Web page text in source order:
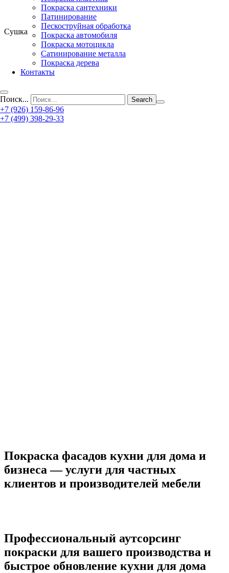
Покраска сантехники
Патинирование
Пескоструйная обработка
Покраска автомобиля
Покраска мотоцикла
Сатинирование металла
Покраска дерева
Контакты
Поиск...
+7 (926) 159-86-96
+7 (499) 398-29-33
Сушка
Покраска фасадов кухни для дома и
бизнеса — услуги для частных
клиентов и производителей мебели
Профессиональный аутсорсинг
покраски для вашего производства и
быстрое обновление кухни для дома